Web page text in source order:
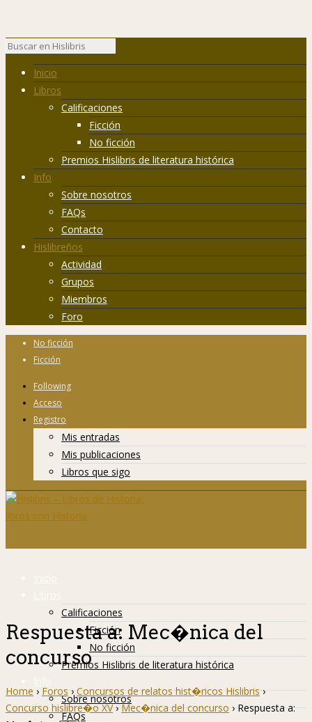
Inicio
Libros
Calificaciones
Ficción
No ficción
Premios Hislibris de literatura histórica
Info
Sobre nosotros
FAQs
Contacto
Hislibreños
Actividad
Grupos
Miembros
Foro
No ficción
Ficción
Following
Acceso
Registro
Mis entradas
Mis publicaciones
Libros que sigo
Inicio
Libros
Calificaciones
Ficción
No ficción
Premios Hislibris de literatura histórica
Info
Sobre nosotros
FAQs
Respuesta a: Mec�nica del
concurso
Home › Foros › Concursos de relatos hist�ricos Hislibris ›
Concurso hislibre�o XV › Mec�nica del concurso › Respuesta a: